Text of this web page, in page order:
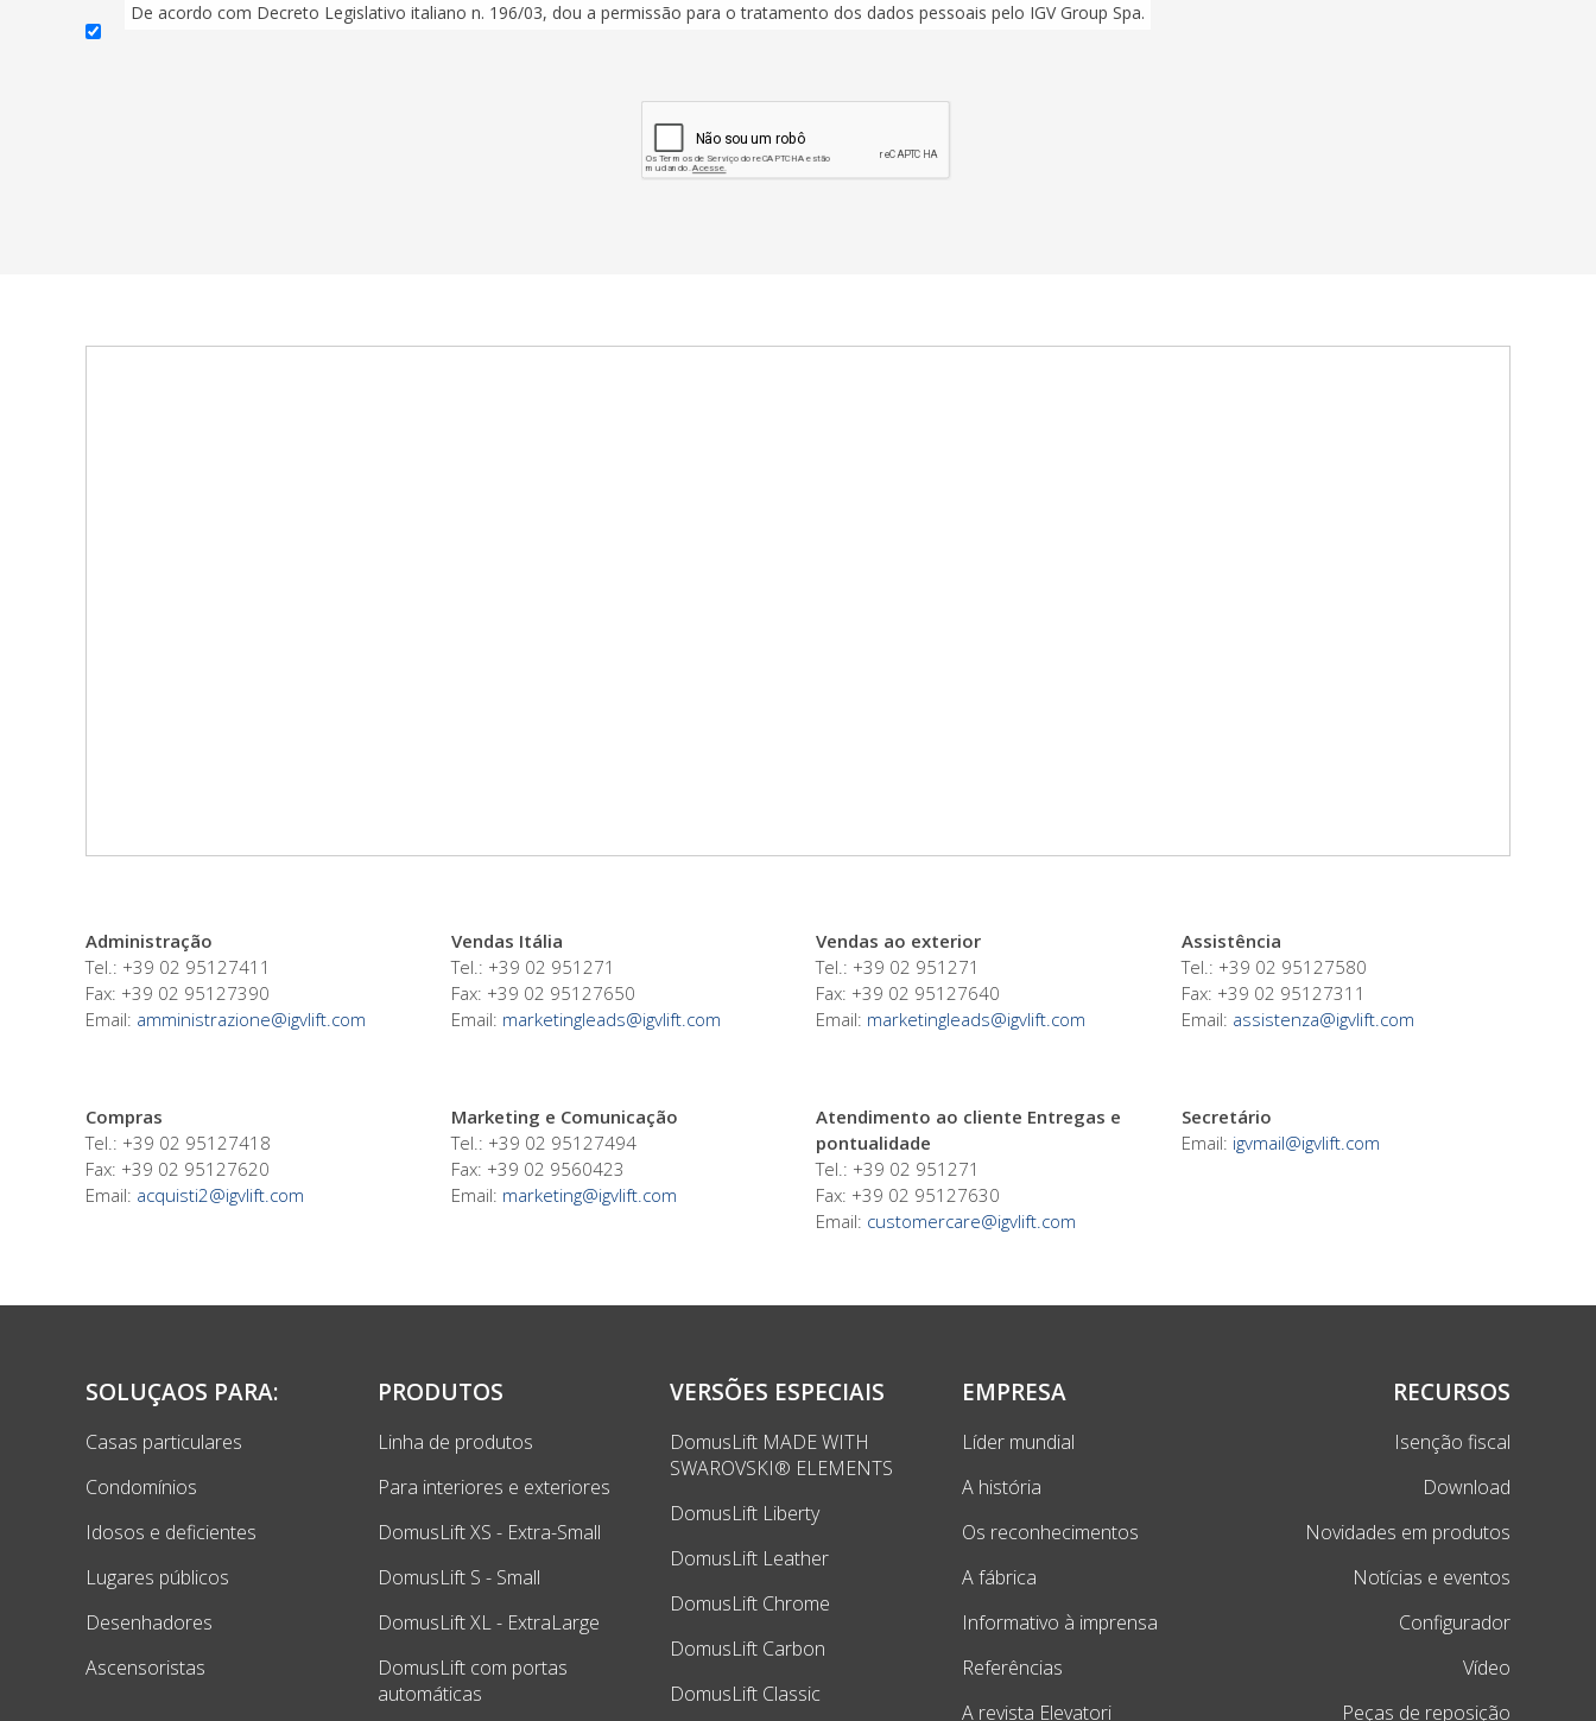
De acordo com Decreto Legislativo italiano n. 196/03, dou a permissão para o tratamento dos dados pessoais pelo IGV Group Spa.
Administração
Tel.: +39 02 95127411
Fax: +39 02 95127390
Email: amministrazione@igvlift.com
Vendas Itália
Tel.: +39 02 951271
Fax: +39 02 95127650
Email: marketingleads@igvlift.com
Vendas ao exterior
Tel.: +39 02 951271
Fax: +39 02 95127640
Email: marketingleads@igvlift.com
Assistência
Tel.: +39 02 95127580
Fax: +39 02 95127311
Email: assistenza@igvlift.com
Compras
Tel.: +39 02 95127418
Fax: +39 02 95127620
Email: acquisti2@igvlift.com
Marketing e Comunicação
Tel.: +39 02 95127494
Fax: +39 02 9560423
Email: marketing@igvlift.com
Atendimento ao cliente Entregas e
pontualidade
Tel.: +39 02 951271
Fax: +39 02 95127630
Email: customercare@igvlift.com
Secretário
Email: igvmail@igvlift.com
SOLUÇAOS PARA:
Casas particulares
Condomínios
Idosos e deficientes
Lugares públicos
Desenhadores
Ascensoristas
PRODUTOS
Linha de produtos
Para interiores e exteriores
DomusLift XS - Extra-Small
DomusLift S - Small
DomusLift XL - ExtraLarge
DomusLift com portas
automáticas
VERSÕES ESPECIAIS
DomusLift MADE WITH
SWAROVSKI® ELEMENTS
DomusLift Liberty
DomusLift Leather
DomusLift Chrome
DomusLift Carbon
DomusLift Classic
EMPRESA
Líder mundial
A história
Os reconhecimentos
A fábrica
Informativo à imprensa
Referências
A revista Elevatori
RECURSOS
Isenção fiscal
Download
Novidades em produtos
Notícias e eventos
Configurador
Vídeo
Peças de reposição